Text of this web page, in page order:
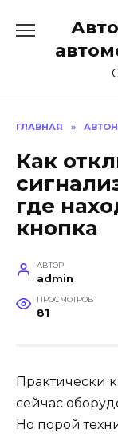
содержанию
ГЛАВНАЯ »
Как
где
кнопка
АВТОР
admin
ПРОСМОТРОВ
81
Практически
сейчас
Но порой